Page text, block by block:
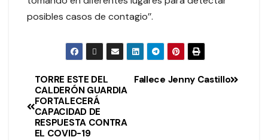
posibles casos de contagio’’.
Fallece Jenny Castillo
TORRE ESTE DEL
CALDERÓN GUARDIA
FORTALECERÁ
CAPACIDAD DE
RESPUESTA CONTRA
EL COVID-19